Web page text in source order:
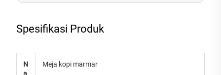
Spesifikasi Produk
N
a
Meja kopi marmar